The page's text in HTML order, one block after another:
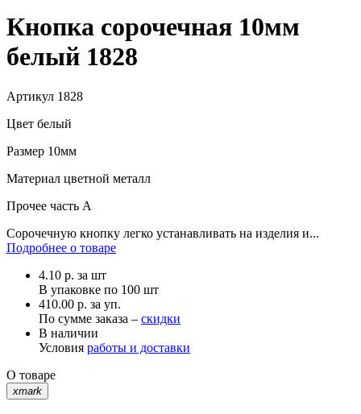
Кнопка сорочечная 10мм
белый 1828
Артикул 1828
Цвет белый
Размер 10мм
Материал цветной металл
Прочее часть A
Сорочечную кнопку легко устанавливать на изделия и...
Подробнее о товаре
4.10 р. за шт
В упаковке по 100 шт
410.00 р. за уп.
По сумме заказа – скидки
В наличии
Условия работы и доставки
О товаре
xmark